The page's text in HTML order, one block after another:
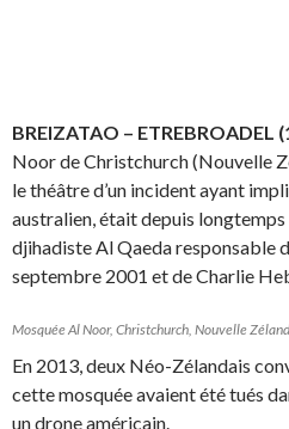
BREIZATAO – ETREBROADEL
Noor de Christchurch (Nouvelle
le théâtre d’un incident ayant
australien, était depuis longtemps
djihadiste Al Qaeda responsable
septembre 2001 et de Charlie
Mosquée Al Noor, Christchurch, Nouvelle
En 2013, deux Néo-Zélandais
cette mosquée avaient été tués
un drone américain.